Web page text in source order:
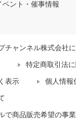
ベント・催事情報
チャンネル株式会社
特定商取引法
表示 個人情報
で商品販売希望の事